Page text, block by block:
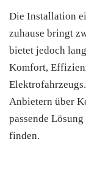
Die Installation
zuhause bringt
bietet jedoch
Komfort,
Anbietern über
passende
finden.